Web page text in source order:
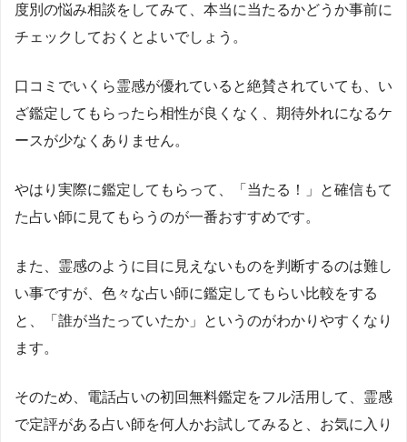
度別の悩み相談をしてみて、本当に当たるかどうか事前に
チェックしておくとよいでしょう。
口コミでいくら霊感が優れていると絶賛されていても、い
ざ鑑定してもらったら相性が良くなく、期待外れになるケ
ースが少なくありません。
やはり実際に鑑定してもらって、「当たる！」と確信もて
た占い師に見てもらうのが一番おすすめです。
また、霊感のように目に見えないものを判断するのは難し
い事ですが、色々な占い師に鑑定してもらい比較をする
と、「誰が当たっていたか」というのがわかりやすくなり
ます。
そのため、電話占いの初回無料鑑定をフル活用して、霊感
で定評がある占い師を何人かお試してみると、お気に入り